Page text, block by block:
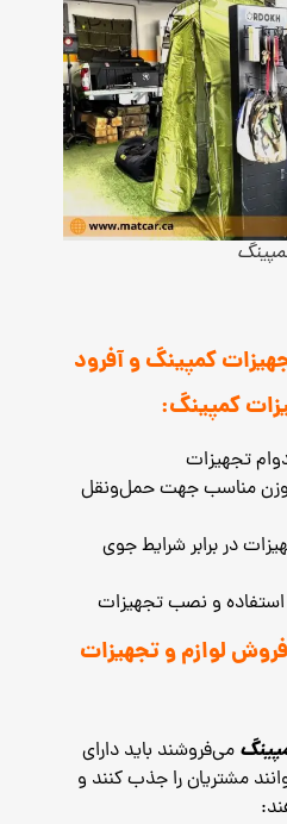
کمپینگ و آفرود
کمپینگ:
تجهیزات
وزن مناسب جهت حمل‌ونقل
در برابر شرایط جوی
استفاده و نصب تجهیزات
لوازم و تجهیزات
می‌فروشند باید دارای
مشتریان را جذب کنند و